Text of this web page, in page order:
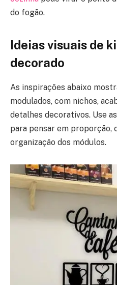
do fogão.
Ideias visuais de
decorado
As inspirações abaixo
modulados, com nichos,
detalhes decorativos. Use
para pensar em proporção,
organização dos módulos.